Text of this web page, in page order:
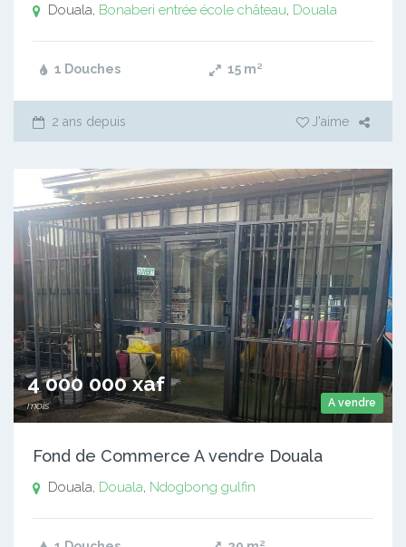
Douala, Bonaberi entrée école château, Douala
1 Douches 15 m²
2 ans depuis J'aime
A vendre
4 000 000 xaf
mois
Fond de Commerce A vendre Douala
Douala, Douala, Ndogbong gulfin